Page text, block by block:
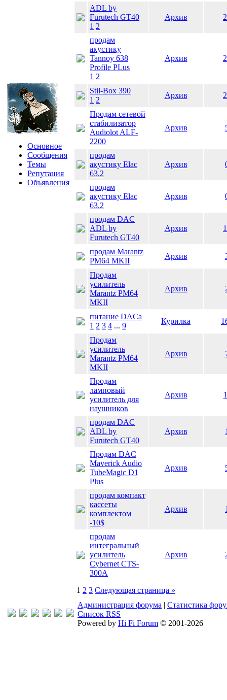
Основное
Сообщения
Темы
Репутация
Объявления
ADL by
Furutech GT40
1 2
Архив
продам
акустику
Tannoy 638
Profile PLus
1 2
Архив
Stil-Box 390
1 2
Архив
Продам сетевой
стабилизатор
Audiolot ALF-
2200
Архив
продам
акустику Elac
63.2
Архив
продам
акустику Elac
63.2
Архив
продам DAC
ADL by
Furutech GT40
Архив
продам Marantz
PM64 MKII
Архив
Продам
усилитель
Marantz PM64
MKII
Архив
питание DACа
1 2 3 4 ... 9
Курилка
Продам
усилитель
Marantz PM64
MKII
Архив
Продам
ламповый
усилитель для
наушников
Архив
продам DAC
ADL by
Furutech GT40
Архив
Продам DAC
Maverick Audio
TubeMagic D1
Plus
Архив
продам компакт
кассеты
комплектом
-10$
Архив
продам
интегральный
усилитель
Cybernet CTS-
300A
Архив
1 2 3 Следующая страница »
Администрация форума | Статистика
Список RSS
Powered by Hi Fi Forum © 2001-2026